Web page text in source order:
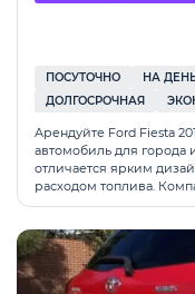
ПОСУТОЧНО НА
ДОЛГОСРОЧНАЯ
Арендуйте Ford Fiesta
автомобиль для города
отличается ярким
расходом топлива.